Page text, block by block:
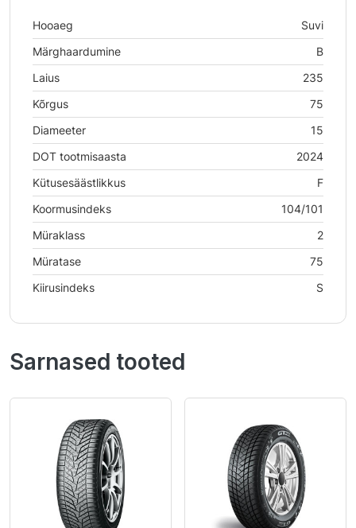
Hooaeg
Suvi
Märghaardumine
B
Laius
235
Kõrgus
75
Diameeter
15
DOT tootmisaasta
2024
Kütusesäästlikkus
F
Koormusindeks
104/101
Müraklass
2
Müratase
75
Kiirusindeks
S
Sarnased tooted